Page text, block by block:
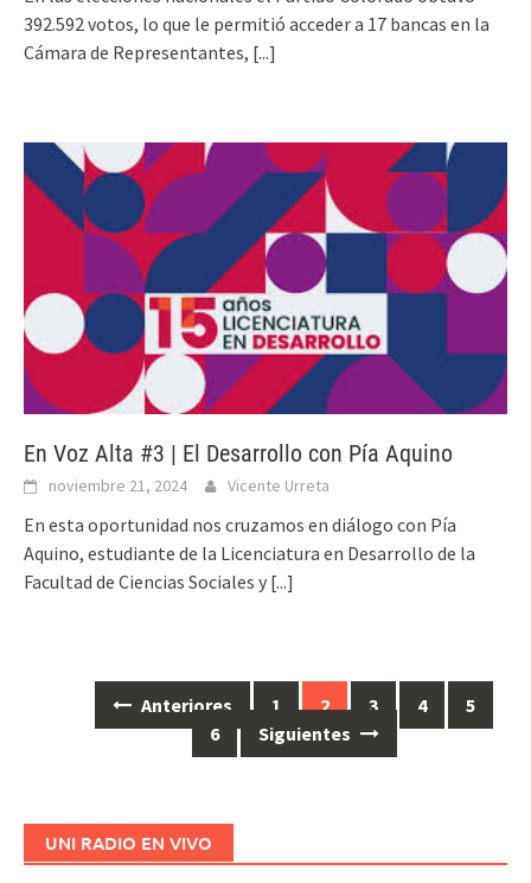
392.592 votos, lo que le permitió acceder a 17 bancas en la
Cámara de Representantes, [...]
En Voz Alta #3 | El Desarrollo con Pía Aquino
noviembre 21, 2024 Vicente Urreta
En esta oportunidad nos cruzamos en diálogo con Pía
Aquino, estudiante de la Licenciatura en Desarrollo de la
Facultad de Ciencias Sociales y [...]
Anteriores 1 2 3 4
5
6
Siguientes
UNI RADIO EN VIVO